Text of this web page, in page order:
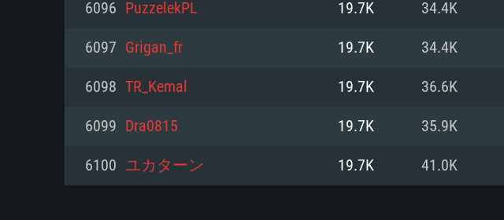
해상도: 720p
네트워크: 브로드밴드 인터넷
여유 저장 공간: 22.1 GB (최소 클라이언트)
(Mac), 혹은 이와 비슷한 성능을 가지는 Mac 버전
의 AMD/Nvidia. 최소 해상도: 720p
네트워크: 브로드밴드 인터넷
여유 저장 공간: 22.1 GB (최소 클라이언트)
와 동급의 성능을 가지며 최신 그래픽 드라이버를
지원하는 AMD (6개월 미만; 최소사양 지원 해상도
6096 PuzzelekPL 19.7K 34.4K
6097 Grigan_fr 19.7K 34.4K
6098 TR_Kemal 19.7K 36.6K
6099 Dra0815 19.7K 35.9K
6100 ユカターン 19.7K 41.0K